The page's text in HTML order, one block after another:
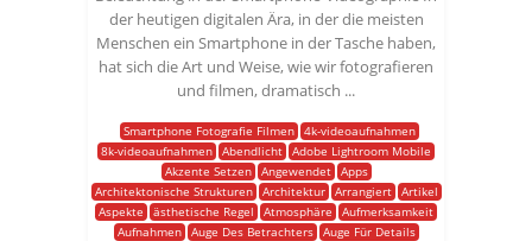
der heutigen digitalen Ära, in der die meisten
Menschen ein Smartphone in der Tasche haben,
hat sich die Art und Weise, wie wir fotografieren
und filmen, dramatisch ...
Smartphone Fotografie Filmen
4k-videoaufnahmen
8k-videoaufnahmen Abendlicht Adobe Lightroom Mobile
Akzente Setzen
Angewendet
Apps
Architektonische Strukturen
Architektur Arrangiert
Artikel
Aspekte
ästhetische Regel Atmosphäre
Aufmerksamkeit
Aufnahmen
Auge Des Betrachters
Auge Für Details